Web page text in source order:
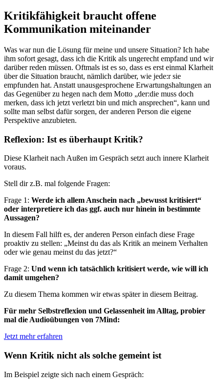
Kritikfähigkeit braucht offene
Kommunikation miteinander
Was war nun die Lösung für meine und unsere Situation? Ich habe
ihm sofort gesagt, dass ich die Kritik als ungerecht empfand und wir
darüber reden müssen. Oftmals ist es so, dass es erst einmal Klarheit
über die Situation braucht, nämlich darüber, wie jede:r sie
empfunden hat. Anstatt unausgesprochene Erwartungshaltungen an
das Gegenüber zu hegen nach dem Motto „der:die muss doch
merken, dass ich jetzt verletzt bin und mich ansprechen“, kann und
sollte man selbst dafür sorgen, der anderen Person die eigene
Perspektive anzubieten.
Reflexion: Ist es überhaupt Kritik?
Diese Klarheit nach Außen im Gespräch setzt auch innere Klarheit
voraus.
Stell dir z.B. mal folgende Fragen:
Frage 1: Werde ich allem Anschein nach „bewusst kritisiert“
oder interpretiere ich das ggf. auch nur hinein in bestimmte
Aussagen?
In diesem Fall hilft es, der anderen Person einfach diese Frage
proaktiv zu stellen: „Meinst du das als Kritik an meinem Verhalten
oder wie genau meinst du das jetzt?“
Frage 2: Und wenn ich tatsächlich kritisiert werde, wie will ich
damit umgehen?
Zu diesem Thema kommen wir etwas später in diesem Beitrag.
Für mehr Selbstreflexion und Gelassenheit im Alltag, probier
mal die Audioübungen von 7Mind:
Jetzt mehr erfahren
Wenn Kritik nicht als solche gemeint ist
Im Beispiel zeigte sich nach einem Gespräch: